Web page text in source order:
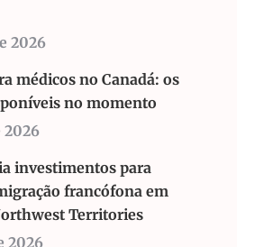
2026
médicos no Canadá: os
no momento
2026
investimentos para
francófona em
Territories
2026